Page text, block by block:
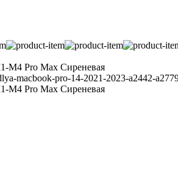
M4 Pro Max Сиреневая
macbook-pro-14-2021-2023-a2442-
M4 Pro Max Сиреневая